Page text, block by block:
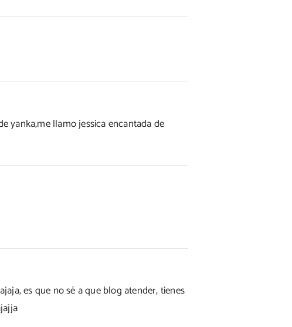
yanka,me llamo jessica encantada de
es que no sé a que blog atender, tienes